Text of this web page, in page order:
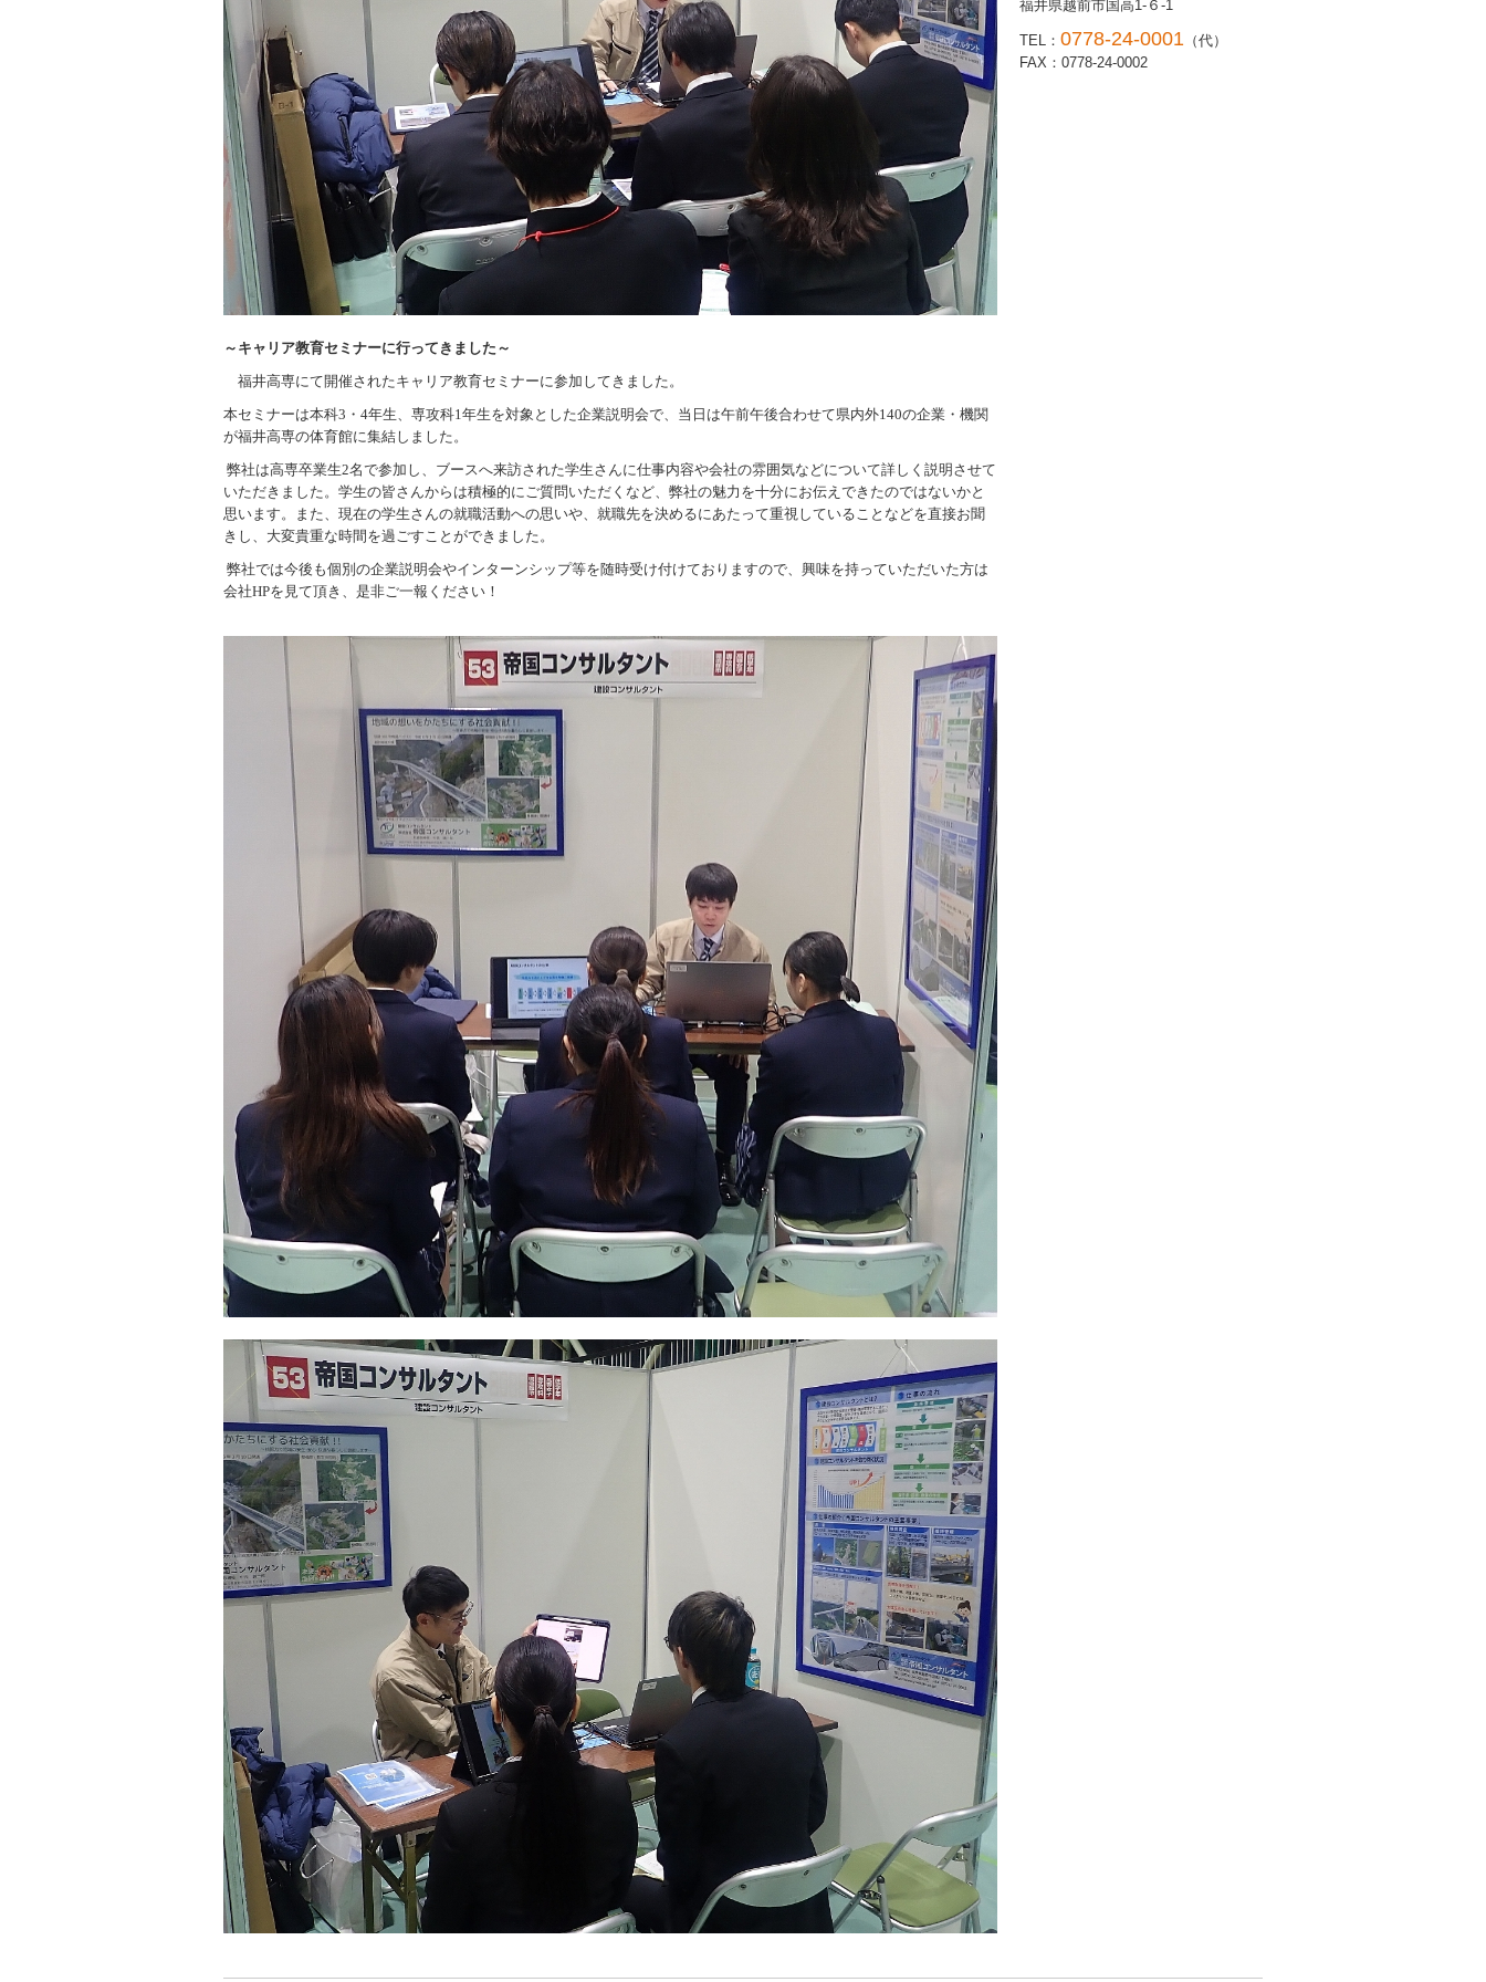
～キャリア教育セミナーに行ってきました～
福井高専にて開催されたキャリア教育セミナーに参加してきました。
本セミナーは本科3 ・ 4年生、専攻科1年生を対象とした企業説明会で、当日は午前午後合わせて県内外140の企業・機関
が福井高専の体育館に集結しました。
弊社は高専卒業生2名で参加し、ブースへ来訪された学生さんに仕事内容や会社の雰囲気などについて詳しく説明させて
いただきました。学生の皆さんからは積極的にご質問いただくなど、弊社の魅力を十分にお伝えできたのではないかと
思います。また、現在の学生さんの就職活動への思いや、就職先を決めるにあたって重視していることなどを直接お聞
きし、大変貴重な時間を過ごすことができました。
弊社では今後も個別の企業説明会やインターンシップ等を随時受け付けておりますので、興味を持っていただいた方は
会社HPを見て頂き、是非ご一報ください！
福井県越前市国高1-６-1
TEL： 0778-24-0001 （代）
FAX：0778-24-0002